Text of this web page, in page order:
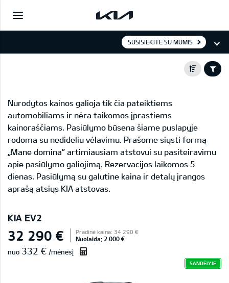
SUSISIEKITE SU MUMIS
Nurodytos kainos galioja tik čia pateiktiems
automobiliams ir nėra taikomos įprastiems
kainoraščiams. Pasiūlymo būsena šiame puslapyje
rodoma su nedideliu vėlavimu. Prašome siųsti formą
„Mane domina” artimiausiam atstovui su pasiteiravimu
apie pasiūlymo galiojimą. Rezervacijos laikomos 5
dienas. Pasiūlymą su galutine kaina ir detalų įrangos
aprašą atsiųs KIA atstovas.
KIA EV2
32 290 € Pradinė kaina: 34 290 €
Nuolaida: 2 000 €
nuo 332 € /mėnesį
SANDĖLYJE